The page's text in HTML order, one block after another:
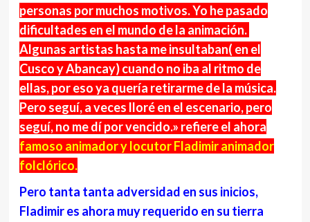
personas por muchos motivos. Yo he pasado
dificultades en el mundo de la animación.
Algunas artistas hasta me insultaban( en el
Cusco y Abancay) cuando no iba al ritmo de
ellas, por eso ya quería retirarme de la música.
Pero seguí, a veces lloré en el escenario, pero
seguí, no me dí por vencido.» refiere el ahora
famoso animador y locutor Fladimir animador
folclórico.
Pero tanta tanta adversidad en sus inicios,
Fladimir es ahora muy requerido en su tierra